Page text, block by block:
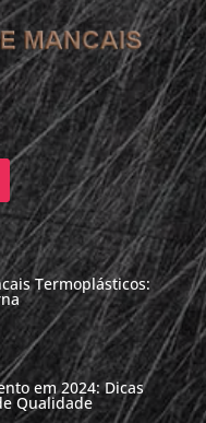
Termoplásticos:
em 2024: Dicas
Qualidade